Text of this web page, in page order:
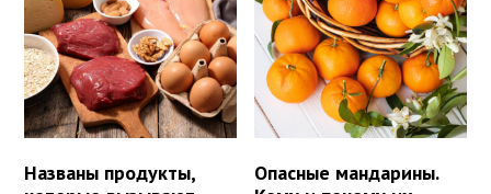
Названы продукты,
Опасные мандарины.